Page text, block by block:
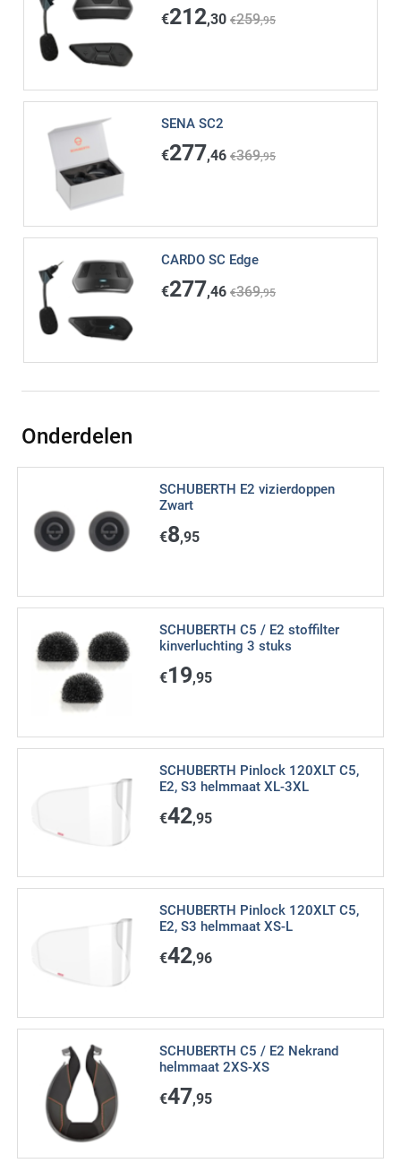
€212,30 €259,95
SENA SC2
€277,46 €369,95
CARDO SC Edge
€277,46 €369,95
Onderdelen
SCHUBERTH E2 vizierdoppen
Zwart
€8,95
SCHUBERTH C5 / E2 stoffilter
kinverluchting 3 stuks
€19,95
SCHUBERTH Pinlock 120XLT C5,
E2, S3 helmmaat XL-3XL
€42,95
SCHUBERTH Pinlock 120XLT C5,
E2, S3 helmmaat XS-L
€42,96
SCHUBERTH C5 / E2 Nekrand
helmmaat 2XS-XS
€47,95